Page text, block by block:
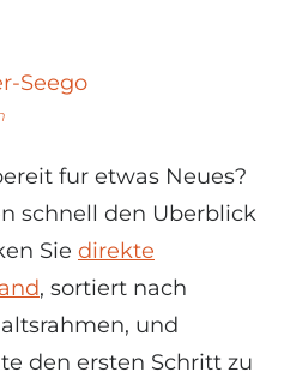
Seego
fur etwas Neues?
schnell den Uberblick
Sie direkte
, sortiert nach
und
den ersten Schritt zu